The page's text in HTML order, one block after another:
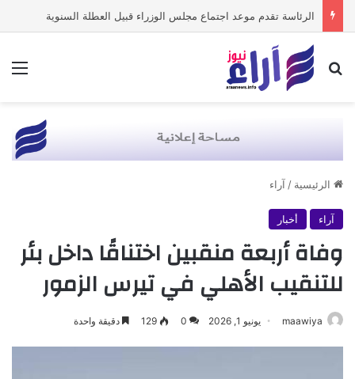
الرئاسة تقدم موعد اجتماع مجلس الوزراء قبيل العطلة السنوية
بحث عن
الرئيسية / آراء
آراء أخبار
وفاة أربعة منقبين اختناقًا داخل بئر
للتنقيب الأهلي في تيرس الزمور
maawiya يونيو 1, 2026 0
129 دقيقة واحدة